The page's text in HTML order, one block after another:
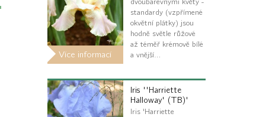
Více informací
standardy (vzpřímené
okvětní plátky) jsou
hodně světle růžové
až téměř krémově bílé
a vnější…
Iris ''Harriette
Halloway' (TB)'
Iris 'Harriette